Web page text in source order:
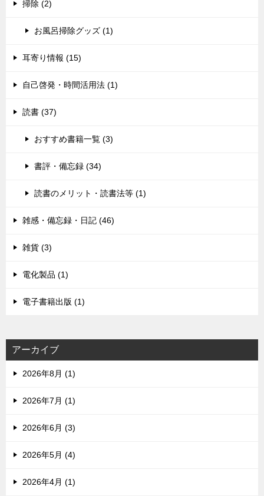
掃除 (2)
お風呂掃除グッズ (1)
耳寄り情報 (15)
自己啓発・時間活用法 (1)
読書 (37)
おすすめ書籍一覧 (3)
書評・備忘録 (34)
読書のメリット・読書法等 (1)
雑感・備忘録・日記 (46)
雑貨 (3)
電化製品 (1)
電子書籍出版 (1)
アーカイブ
2026年8月 (1)
2026年7月 (1)
2026年6月 (3)
2026年5月 (4)
2026年4月 (1)